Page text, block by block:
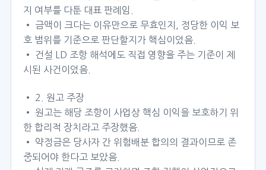
지 여부를 다툰 대표 판례임.
• 금액이 크다는 이유만으로 무효인지, 정당한 이익 보
호 범위를 기준으로 판단할지가 핵심이었음.
• 건설 LD 조항 해석에도 직접 영향을 주는 기준이 제
시된 사건이었음.
• 2. 원고 주장
• 원고는 해당 조항이 사업상 핵심 이익을 보호하기 위
한 합리적 장치라고 주장했음.
• 약정금은 당사자 간 위험배분 합의의 결과이므로 존
중되어야 한다고 보았음.